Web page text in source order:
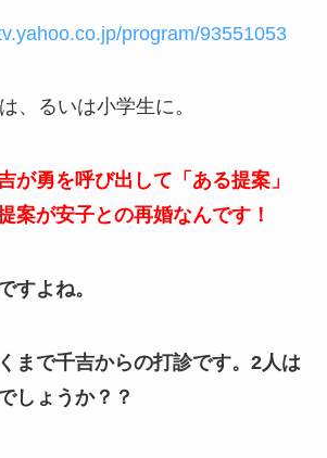
program/93551053
、るいは小学生に。
が勇を呼び出して「ある提案」
案が安子との再婚なんです！
すよね。
まで千吉からの打診です。2人は
しょうか？？